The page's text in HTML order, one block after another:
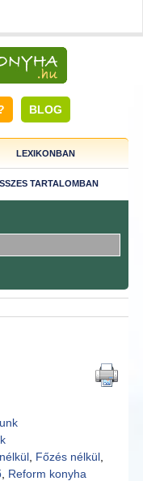
BLOG
LEXIKONBAN
TARTALOMBAN
Főzés nélkül
Reform konyha